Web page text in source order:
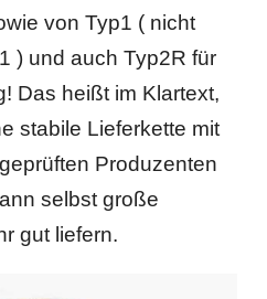
von Typ1 ( nicht
) und auch Typ2R für
Das heißt im Klartext,
stabile Lieferkette mit
Produzenten
selbst große
gut liefern.